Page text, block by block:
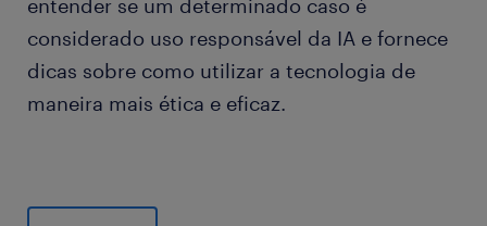
entender se um determinado caso é
considerado uso responsável da IA e fornece
dicas sobre como utilizar a tecnologia de
maneira mais ética e eficaz.